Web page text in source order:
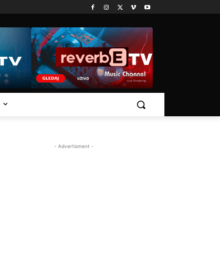
- Advertisment -